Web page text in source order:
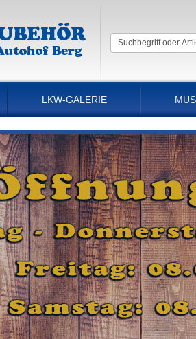
LKW-GALERIE